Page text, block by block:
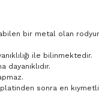
bir metal olan
ile bilinmektedir.
dayanıklıdır.
sonra en